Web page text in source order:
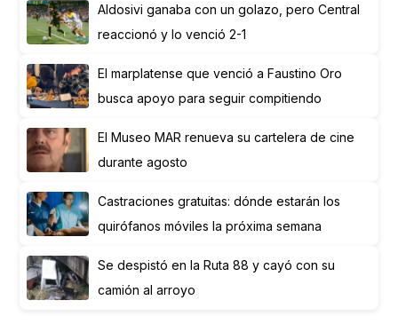
Aldosivi ganaba con un golazo, pero Central
reaccionó y lo venció 2-1
El marplatense que venció a Faustino Oro
busca apoyo para seguir compitiendo
El Museo MAR renueva su cartelera de cine
durante agosto
Castraciones gratuitas: dónde estarán los
quirófanos móviles la próxima semana
Se despistó en la Ruta 88 y cayó con su
camión al arroyo